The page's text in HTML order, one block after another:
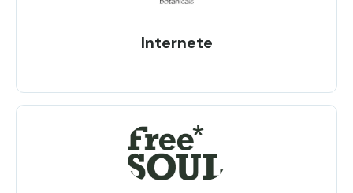
Internete